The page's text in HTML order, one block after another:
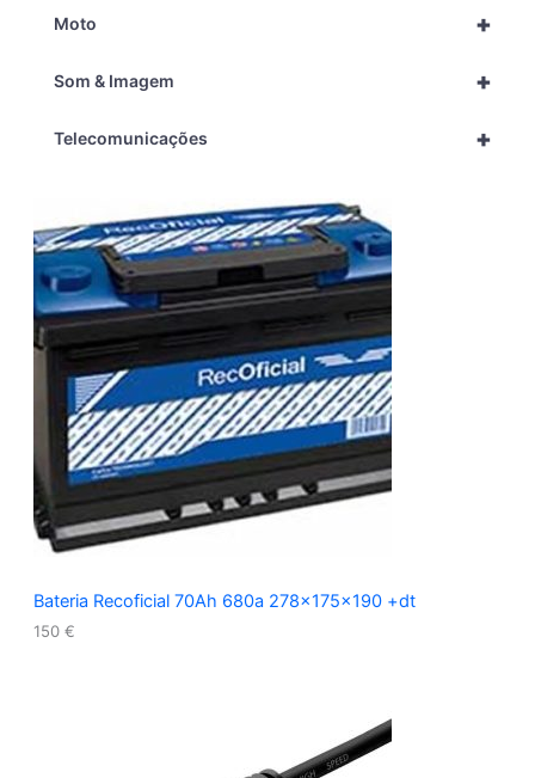
+
Moto
+
Som & Imagem
+
Telecomunicações
Bateria Recoficial 70Ah 680a 278x175x190 +dt
150 €